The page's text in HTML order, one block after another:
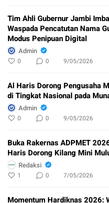
Tim Ahli Gubernur Jambi
Waspada Pencatutan Nama
Modus Penipuan Digital
Admin
0 0 9/05/2026
Al Haris Dorong Pengusaha
di Tingkat Nasional pada
Admin
0 0 9/05/2026
Buka Rakernas ADPMET
Haris Dorong Kilang Mini
Redaksi
1 0 7/05/2026
Momentum Hardiknas 2026: